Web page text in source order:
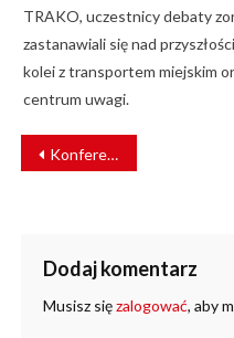
TRAKO, uczestnicy debaty
zastanawiali się nad
kolei z transportem miejskim
centrum uwagi.
NAWIGACJA
WPISU
Konferencja Modernizacja taboru szynowego – zakup i utrzymanie
Dodaj komentarz
Musisz sięzalogować, aby